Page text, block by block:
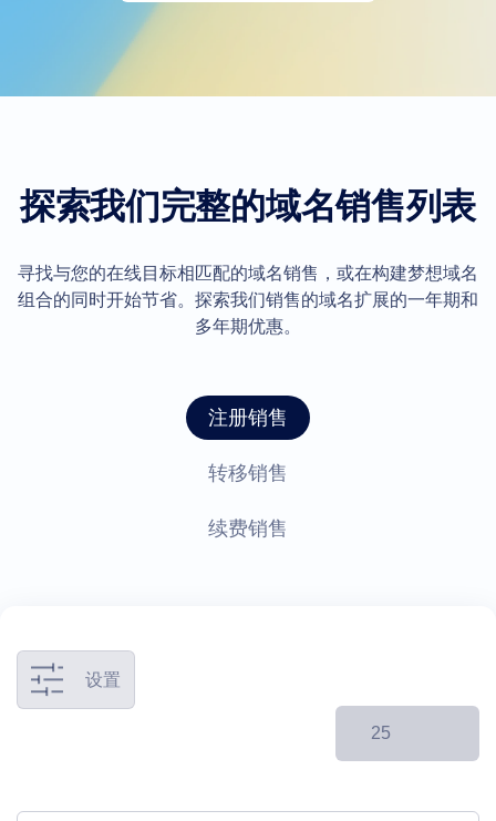
探索我们完整的域名销售列表
寻找与您的在线目标相匹配的域名销售，或在构建梦想域名
组合的同时开始节省。探索我们销售的域名扩展的一年期和
多年期优惠。
注册销售
转移销售
续费销售
设置
25